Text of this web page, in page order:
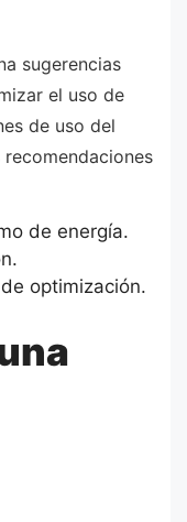
sugerencias
el uso de
de uso del
de energía.
optimización.